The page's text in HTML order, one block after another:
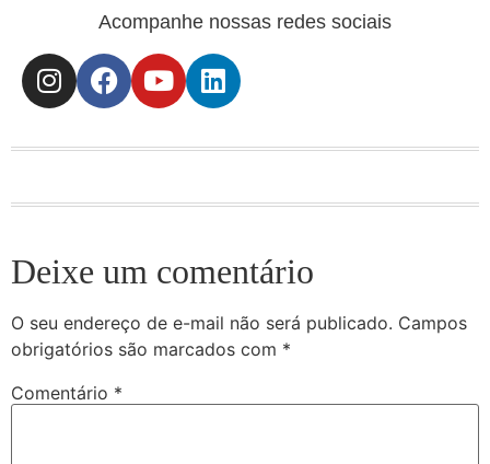
Acompanhe nossas redes sociais
Deixe um comentário
O seu endereço de e-mail não será publicado. Campos
obrigatórios são marcados com *
Comentário *